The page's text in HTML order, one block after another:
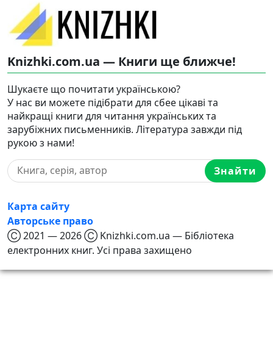
Knizhki.com.ua — Книги ще ближче!
Шукаєте що почитати українською?
У нас ви можете підібрати для сбее цікаві та
найкращі книги для читання українських та
зарубіжних письменників. Література завжди під
рукою з нами!
Знайти
Карта сайту
Авторське право
Ⓒ 2021 — 2026 Ⓒ Knizhki.com.ua — Бібліотека
електронних книг. Усі права захищено